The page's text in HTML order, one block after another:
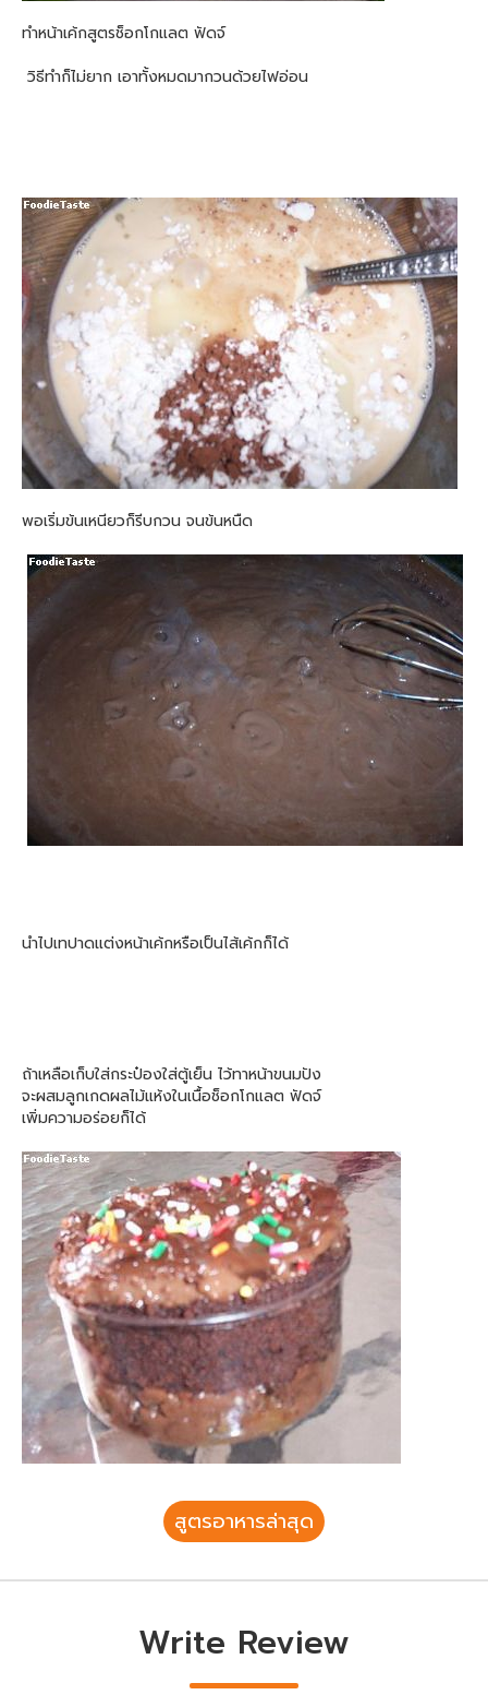
ทำหน้าเค้กสูตรช็อกโกแลต ฟัดจ์
วิธีทำก็ไม่ยาก เอาทั้งหมดมากวนด้วยไฟอ่อน
พอเริ่มข้นเหนียวก็รีบกวน จนข้นหนืด
นำไปเทปาดแต่งหน้าเค้กหรือเป็นไส้เค้กก็ได้
ถ้าเหลือเก็บใส่กระป๋องใส่ตู้เย็น ไว้ทาหน้าขนมปัง
จะผสมลูกเกดผลไม้แห้งในเนื้อช็อกโกแลต ฟัดจ์
เพิ่มความอร่อยก็ได้
สูตรอาหารล่าสุด
Write Review